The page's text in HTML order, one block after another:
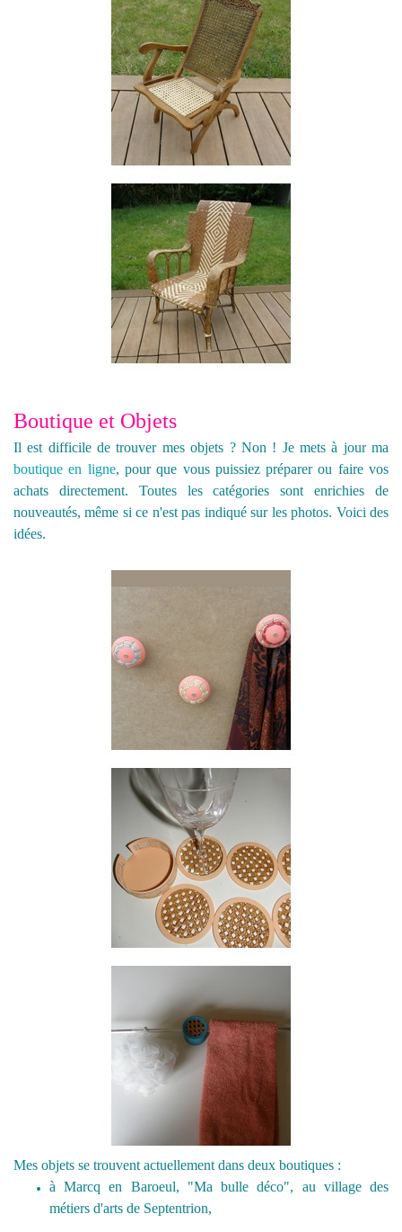
Boutique et Objets
Il est difficile de trouver mes objets ? Non ! Je mets à jour ma
boutique en ligne, pour que vous puissiez préparer ou faire vos
achats directement. Toutes les catégories sont enrichies de
nouveautés, même si ce n'est pas indiqué sur les photos. Voici des
idées.
Mes objets se trouvent actuellement dans deux boutiques :
à Marcq en Baroeul, "Ma bulle déco", au village des
métiers d'arts de Septentrion,